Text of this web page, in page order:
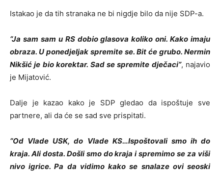
Istakao je da tih stranaka ne bi nigdje bilo da nije SDP-a.
“Ja sam sam u RS dobio glasova koliko oni. Kako imaju
obraza. U ponedjeljak spremite se. Bit će grubo. Nermin
Nikšić je bio korektar. Sad se spremite dječaci”, najavio
je Mijatović.
Dalje je kazao kako je SDP gledao da ispoštuje sve
partnere, ali da će se sad sve prispitati.
“Od Vlade USK, do Vlade KS…Ispoštovali smo ih do
kraja. Ali dosta. Došli smo do kraja i spremimo se za viši
nivo igrice. Pa da vidimo kako se snalaze ovi seoski